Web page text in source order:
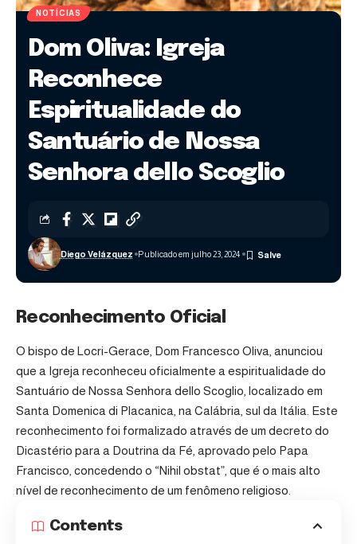
NOTÍCIAS
Dom Oliva: Igreja
Reconhece
Espiritualidade do
Santuário de Nossa
Senhora dello Scoglio
Diego Velázquez Publicado em julho 23, 2024
Reconhecimento Oficial
O bispo de Locri-Gerace, Dom Francesco Oliva, anunciou
que a Igreja reconheceu oficialmente a espiritualidade do
Santuário de Nossa Senhora dello Scoglio, localizado em
Santa Domenica di Placanica, na Calábria, sul da Itália. Este
reconhecimento foi formalizado através de um decreto do
Dicastério para a Doutrina da Fé, aprovado pelo Papa
Francisco, concedendo o “Nihil obstat”, que é o mais alto
nível de reconhecimento de um fenômeno religioso.
Contents